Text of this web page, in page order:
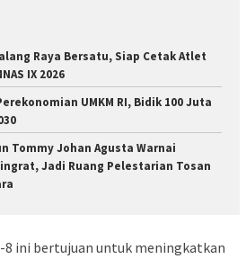
Raya Bersatu, Siap Cetak Atlet
IX 2026
UMKM RI, Bidik 100 Juta
Tommy Johan Agusta Warnai
Jadi Ruang Pelestarian Tosan
8 ini bertujuan untuk meningkatkan